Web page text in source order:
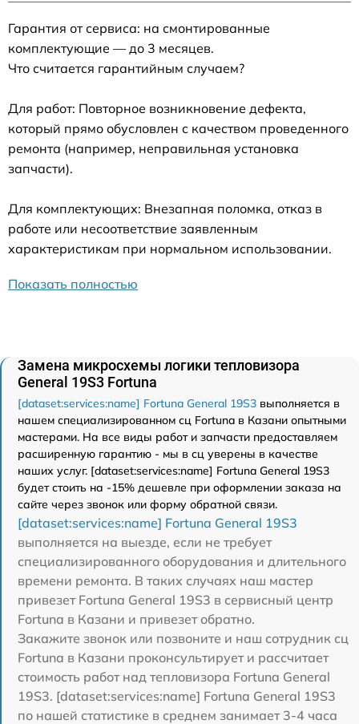
Гарантия от сервиса: на смонтированные
комплектующие — до 3 месяцев.
Что считается гарантийным случаем?
Для работ: Повторное возникновение дефекта,
который прямо обусловлен с качеством проведенного
ремонта (например, неправильная установка
запчасти).
Для комплектующих: Внезапная поломка, отказ в
работе или несоответствие заявленным
характеристикам при нормальном использовании.
Показать полностью
Замена микросхемы логики тепловизора
General 19S3 Fortuna
[dataset:services:name] Fortuna General 19S3 выполняется в
нашем специализированном сц Fortuna в Казани опытными
мастерами. На все виды работ и запчасти предоставляем
расширенную гарантию - мы в сц уверены в качестве
наших услуг. [dataset:services:name] Fortuna General 19S3
будет стоить на -15% дешевле при оформлении заказа на
сайте через звонок или форму обратной связи.
[dataset:services:name] Fortuna General 19S3
выполняется на выезде, если не требует
специализированного оборудования и длительного
времени ремонта. В таких случаях наш мастер
привезет Fortuna General 19S3 в сервисный центр
Fortuna в Казани и привезет обратно.
Закажите звонок или позвоните и наш сотрудник сц
Fortuna в Казани проконсультирует и рассчитает
стоимость работ над тепловизора Fortuna General
19S3. [dataset:services:name] Fortuna General 19S3
по нашей статистике в среднем занимает 3-4 часа